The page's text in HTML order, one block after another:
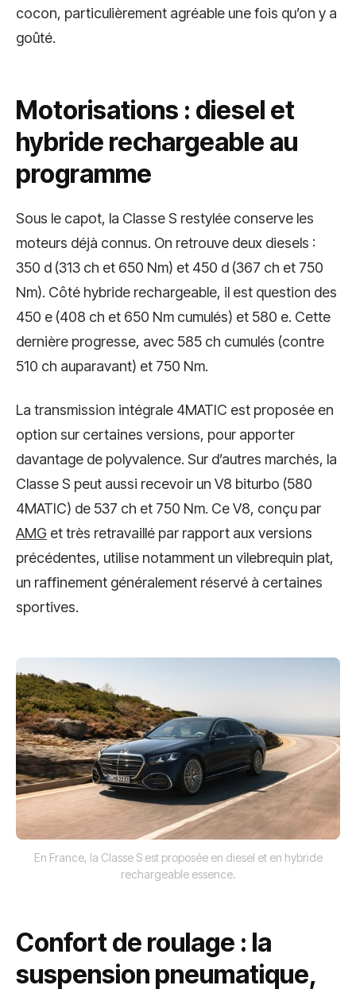
cocon, particulièrement agréable une fois qu’on y a
goûté.
Motorisations : diesel et
hybride rechargeable au
programme
Sous le capot, la Classe S restylée conserve les
moteurs déjà connus. On retrouve deux diesels :
350 d (313 ch et 650 Nm) et 450 d (367 ch et 750
Nm). Côté hybride rechargeable, il est question des
450 e (408 ch et 650 Nm cumulés) et 580 e. Cette
dernière progresse, avec 585 ch cumulés (contre
510 ch auparavant) et 750 Nm.
La transmission intégrale 4MATIC est proposée en
option sur certaines versions, pour apporter
davantage de polyvalence. Sur d’autres marchés, la
Classe S peut aussi recevoir un V8 biturbo (580
4MATIC) de 537 ch et 750 Nm. Ce V8, conçu par
AMG et très retravaillé par rapport aux versions
précédentes, utilise notamment un vilebrequin plat,
un raffinement généralement réservé à certaines
sportives.
En France, la Classe S est proposée en diesel et en hybride
rechargeable essence.
Confort de roulage : la
suspension pneumatique,